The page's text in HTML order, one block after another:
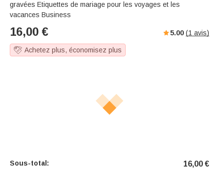
gravées Etiquettes de mariage pour les voyages et les
vacances Business
16,00 € 5.00 (1 avis)
Achetez plus, économisez plus
Sous-total: 16,00 €